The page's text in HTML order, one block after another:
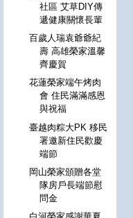
社區 艾草DIY傳
遞健康關懷長輩
百歲人瑞袁爺爺紀
壽 高雄榮家溫馨
齊慶賀
花蓮榮家端午烤肉
會 住民滿滿感恩
與祝福
臺越肉粽大PK 移民
署邀新住民歡慶
端節
岡山榮家頒贈各堂
隊房戶長端節慰
問金